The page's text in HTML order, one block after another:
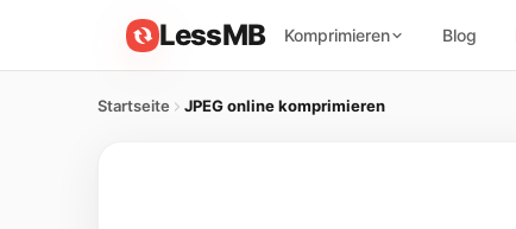
LessMB Komprimieren Blog
Startseite JPEG online komprimieren